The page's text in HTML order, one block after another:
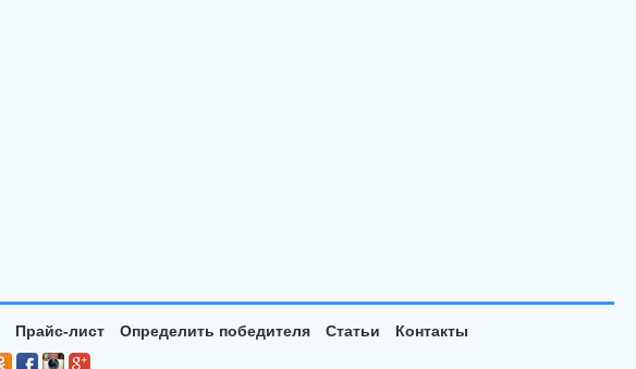
Прайс-лист Определить победителя Статьи
Контакты